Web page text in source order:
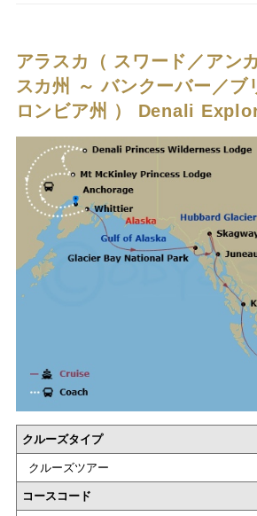
アラスカ（ スワード／アン
スカ州 ～ バンクーバー／ブ
ロンビア州 ） Denali
クルーズタイプ
クルーズツアー
コースコード